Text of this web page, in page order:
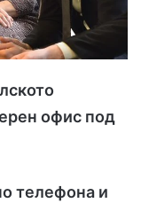
офис под
телефона и